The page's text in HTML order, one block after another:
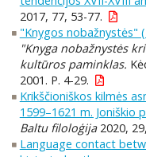
2017, 77, 53-77.
"Knygos nobažnystės"
"Knyga nobažnystės
kultūros paminklas.
2001. P. 4-29.
Krikščioniškos kilmės
1599–1621 m. Joniškio
Baltu filoloģija2020,
Language contact